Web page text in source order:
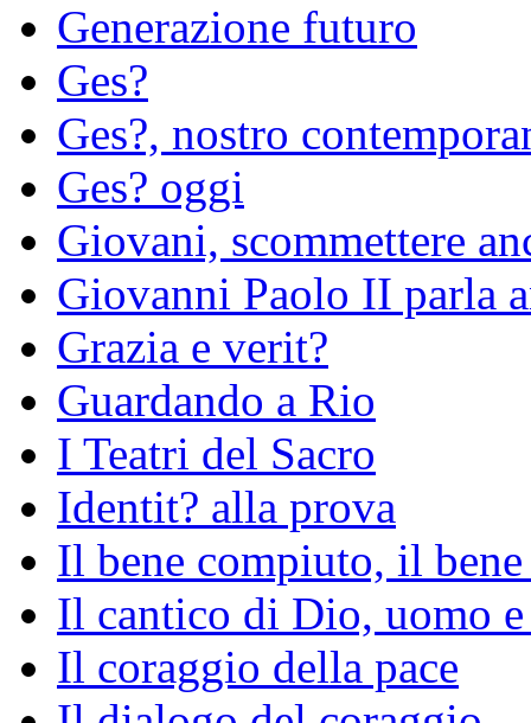
Generazione futuro
Ges?
Ges?, nostro
Ges? oggi
Giovani, scommettere
Giovanni Paolo II parla
Grazia e verit?
Guardando a Rio
I Teatri del Sacro
Identit? alla prova
Il bene compiuto, il
Il cantico di Dio, uomo e
Il coraggio della pace